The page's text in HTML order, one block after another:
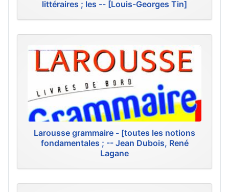
littéraires ; les -- [Louis-Georges Tin]
Larousse grammaire - [toutes les notions
fondamentales ; -- Jean Dubois, René
Lagane